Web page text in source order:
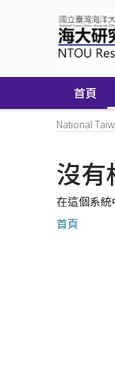
首頁
National
沒有
在這個系統
首頁